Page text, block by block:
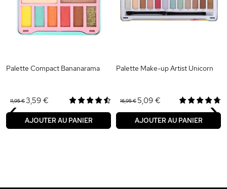
Palette Compact Bananarama
11,95 €3,59 €
AJOUTER AU PANIER
Palette Make-up Artist Unicorn
16,95 €5,09 €
AJOUTER AU PANIER
‹ ›